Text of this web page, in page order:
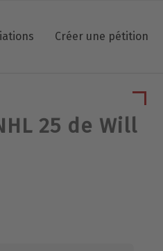
Créer une pétition
25 de Will